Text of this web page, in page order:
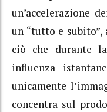
un’accelerazione
un “tutto e subito”,
ciò che durante
influenza
unicamente
concentra sul